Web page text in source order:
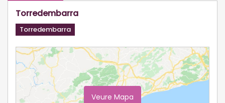
Torredembarra
Torredembarra
Veure Mapa